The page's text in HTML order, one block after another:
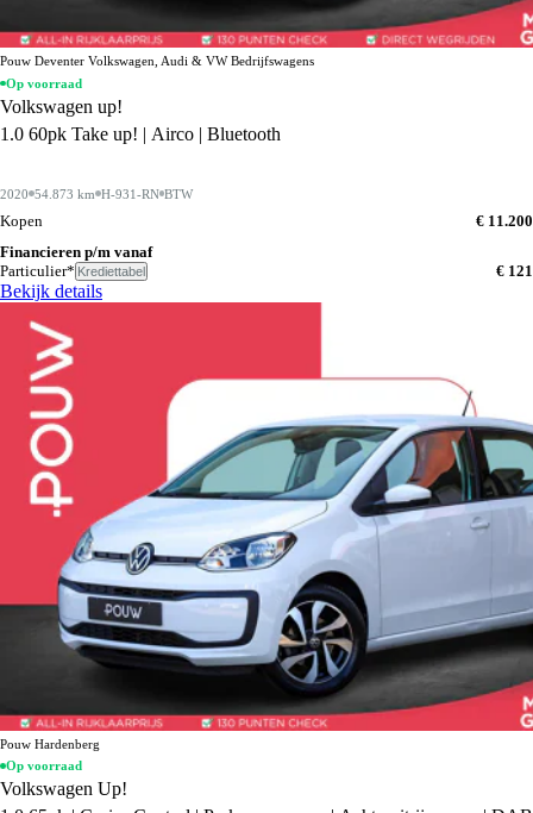
Pouw Deventer Volkswagen, Audi & VW Bedrijfswagens
Op voorraad
Volkswagen up!
1.0 60pk Take up! | Airco | Bluetooth
2020 54.873 km H-931-RN BTW
Kopen
€ 11.200
Financieren p/m vanaf
Particulier* Krediettabel € 121
Bekijk details
Pouw Hardenberg
Op voorraad
Volkswagen Up!